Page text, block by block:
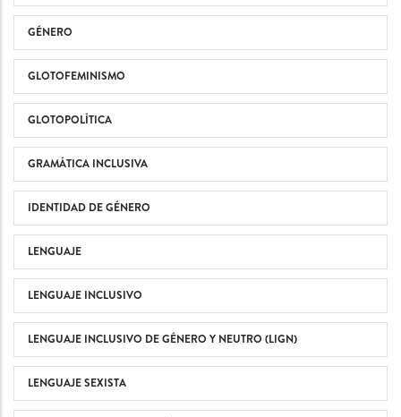
GÉNERO
GLOTOFEMINISMO
GLOTOPOLÍTICA
GRAMÁTICA INCLUSIVA
IDENTIDAD DE GÉNERO
LENGUAJE
LENGUAJE INCLUSIVO
LENGUAJE INCLUSIVO DE GÉNERO Y NEUTRO (LIGN)
LENGUAJE SEXISTA